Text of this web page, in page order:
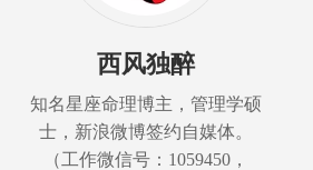
西风独醉
知名星座命理博主，管理学硕
士，新浪微博签约自媒体。
（工作微信号：1059450，